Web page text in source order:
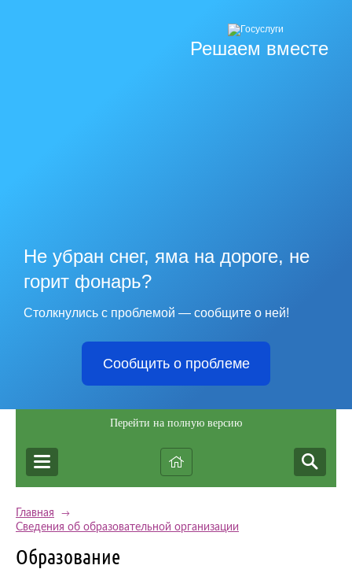
Решаем вместе
Не убран снег, яма на дороге, не
горит фонарь?
Столкнулись с проблемой — сообщите о ней!
Сообщить о проблеме
Перейти на полную версию
Главная →
Сведения об образовательной организации
Образование